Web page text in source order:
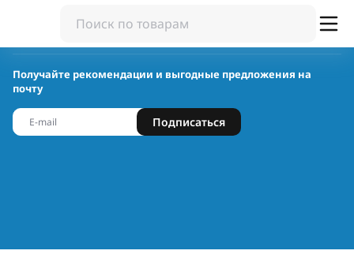
Получайте рекомендации и выгодные предложения на
почту
Подписаться